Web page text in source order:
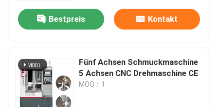
Bestpreis Kontakt
Fünf Achsen Schmuckmaschine
5 Achsen CNC Drehmaschine CE
MOQ：1